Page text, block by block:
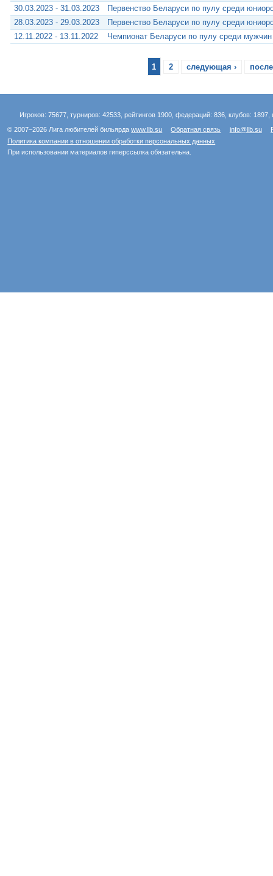
30.03.2023 - 31.03.2023
Первенство Беларуси по пулу среди
28.03.2023 - 29.03.2023
Первенство Беларуси по пулу среди
12.11.2022 - 13.11.2022
Чемпионат Беларуси по пулу среди мужчин
1 2 следующая ›
Игроков: 75677, турниров: 42533, рейтингов 1900, федераций: 836, клубов:
© 2007–2026 Лига любителей бильярдаwww.llb.su Обратная связь info@llb.su
Политика компании в отношении обработки персональных данных
При использовании материалов гиперссылка обязательна.